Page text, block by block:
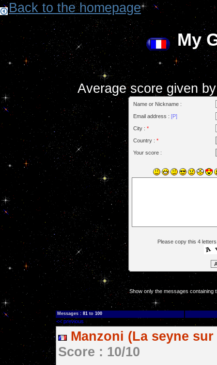
Back to the homepage
My
Average score given
Name or Nickname :
Email address : [P]
City : *
Country : *
Your score :
Please copy this 4
Show only the messages containing
Messages : 81 to 100
<< previous
Manzoni (La seyne sur
Score : 10/10